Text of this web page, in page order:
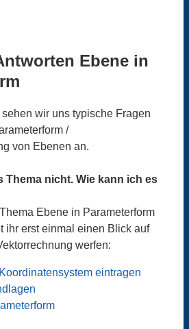
Ebene in
sehen wir uns typische Fragen
/
von Ebenen an.
Thema nicht. Wie kann ich es
Ebene in Parameterform
ihr erst einmal einen Blick auf
werfen:
eintragen